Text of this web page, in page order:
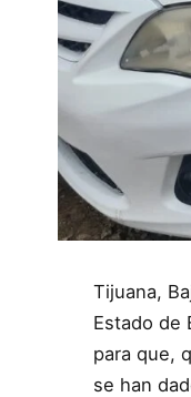
Tijuana,
Estado de
para que,
se han